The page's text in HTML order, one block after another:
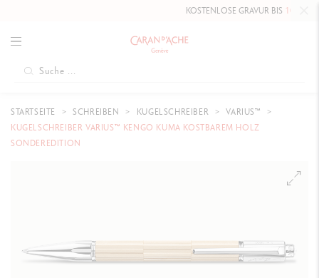
KOSTENLOSE GRAVUR BIS10. MAI 2026
STARTSEITE SCHREIBEN KUGELSCHREIBER
VARIUS™
KUGELSCHREIBER VARIUS™ KENGO KUMA KOSTBAREM HOLZ
SONDEREDITION